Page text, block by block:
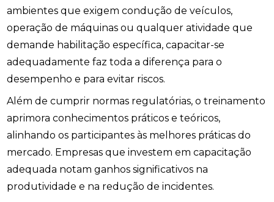
ambientes que exigem condução de veículos,
operação de máquinas ou qualquer atividade que
demande habilitação específica, capacitar-se
adequadamente faz toda a diferença para o
desempenho e para evitar riscos.
Além de cumprir normas regulatórias, o treinamento
aprimora conhecimentos práticos e teóricos,
alinhando os participantes às melhores práticas do
mercado. Empresas que investem em capacitação
adequada notam ganhos significativos na
produtividade e na redução de incidentes.